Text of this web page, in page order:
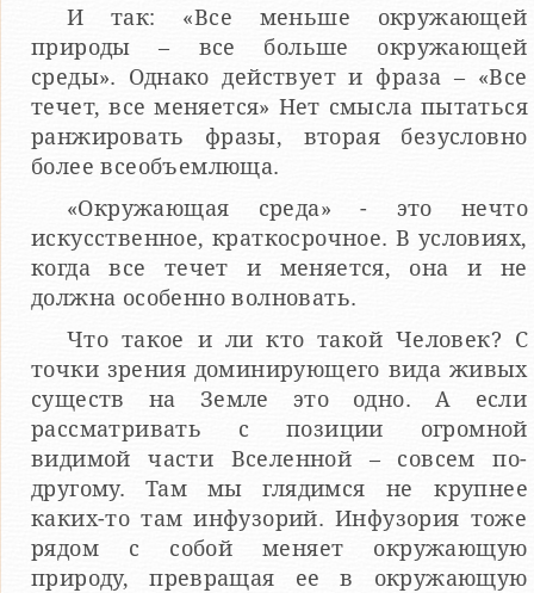
И так: «Все меньше окружающей
природы – все больше окружающей
среды». Однако действует и фраза – «Все
течет, все меняется» Нет смысла пытаться
ранжировать фразы, вторая безусловно
более всеобъемлюща.
«Окружающая среда» - это нечто
искусственное, краткосрочное. В условиях,
когда все течет и меняется, она и не
должна особенно волновать.
Что такое и ли кто такой Человек? С
точки зрения доминирующего вида живых
существ на Земле это одно. А если
рассматривать с позиции огромной
видимой части Вселенной – совсем по-
другому. Там мы глядимся не крупнее
каких-то там инфузорий. Инфузория тоже
рядом с собой меняет окружающую
природу, превращая ее в окружающую